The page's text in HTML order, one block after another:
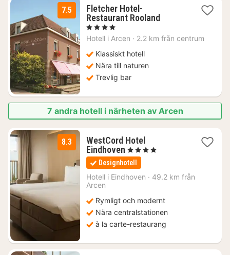
7.5
Fletcher Hotel-
Restaurant Rooland1
från
, 4 Stjärnor
Hotell i Arcen · 2.2 km från centrum
Klassiskt hotell
Nära till naturen
Trevlig bar
7 andra hotell i närheten av Arcen
8.3
WestCord Hotel
Eindhoven 1
natt
från
1318
, 4 Stjärnor
Designhotell
Hotell i Eindhoven · 49.2 km från
Arcen
Rymligt och modernt
Nära centralstationen
à la carte-restaurang